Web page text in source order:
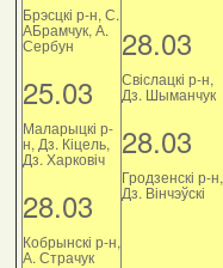
Брэсцкі р-н, С.
АБрамчук, А.
Сербун
25.03
Маларыцкі р-
н, Дз. Кіцель,
Дз. Харковіч
28.03
Кобрынскі р-н,
А. Страчук
28.03
Свіслацкі р-н,
Дз. Шыманчук
28.03
Гродзенскі р-н,
Дз. Вінчэўскі